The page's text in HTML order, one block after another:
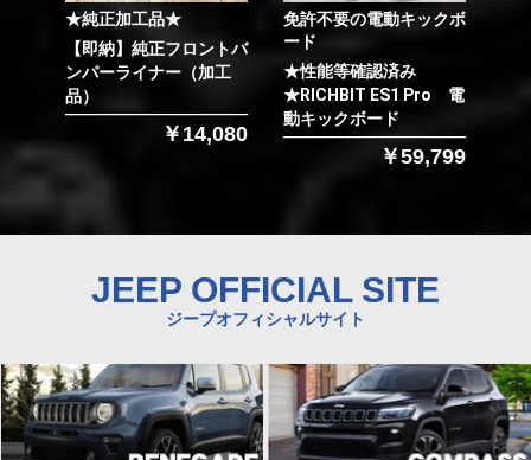
★純正加工品★
【即納】純正フロントバ
ンパーライナー（加工
品）
￥14,080
免許不要の電動キックボ
ード
★性能等確認済み
★RICHBIT ES1 Pro 電
動キックボード
￥59,799
JEEP OFFICIAL SITE
ジープオフィシャルサイト